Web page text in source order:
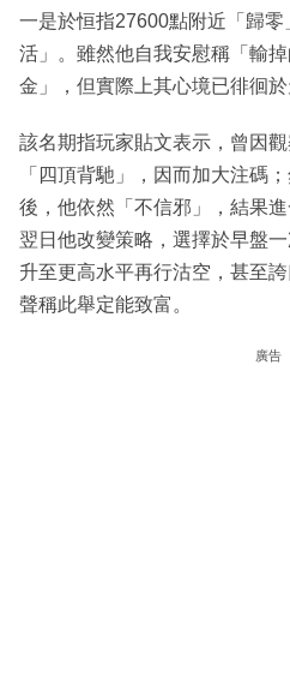
一是於恒指27600點附近「歸
活」。雖然他自我安慰稱「輸
金」，但實際上其心境已徘徊於
該名期指玩家貼文表示，曾因
「四頂背馳」，因而加大注碼
後，他依然「不信邪」，結果進
翌日他改變策略，選擇於早盤
升至更高水平再行沽空，甚至
聲稱此舉定能致富。
廣告